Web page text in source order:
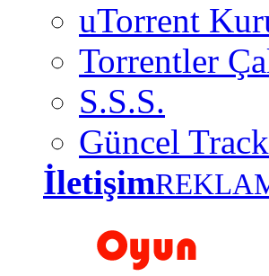
uTorrent
Torrentler
S.S.S.
Güncel
İletişim